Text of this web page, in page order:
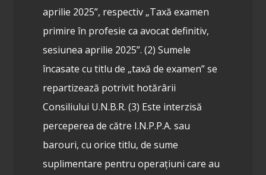
aprilie 2025”, respectiv „Taxă examen
primire în profesie ca avocat definitiv,
sesiunea aprilie 2025”. (2) Sumele
încasate cu titlu de „taxă de examen” se
repartizează potrivit hotărârii
Consiliului U.N.B.R. (3) Este interzisă
perceperea de către I.N.P.P.A. sau
barouri, cu orice titlu, de sume
suplimentare pentru operațiuni care au